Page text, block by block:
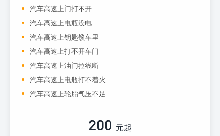
汽车高速上门打不开
汽车高速上电瓶没电
汽车高速上钥匙锁车里
汽车高速上打不开车门
汽车高速上油门拉线断
汽车高速上电瓶打不着火
汽车高速上轮胎气压不足
200 元起